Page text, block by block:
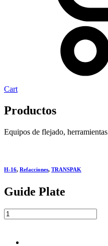
Cart
Productos
Equipos de flejado,
H-16, Refacciones, TRANSPAK
Guide Plate
Guide
Plate